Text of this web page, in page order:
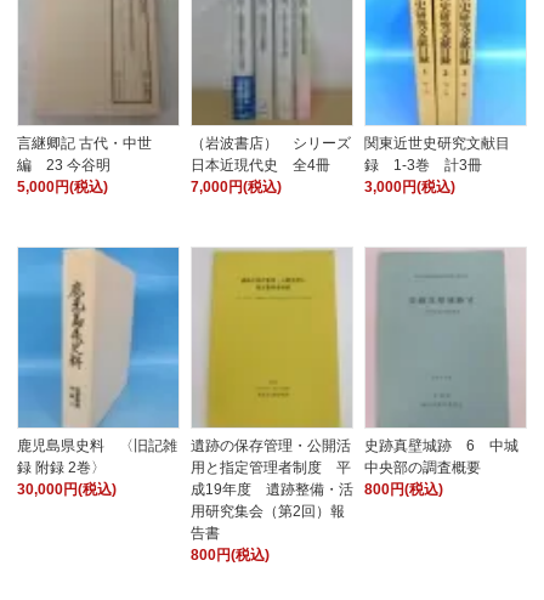
言継卿記 古代・中世
編 23 今谷明
5,000円(税込)
（岩波書店） シリーズ
日本近現代史 全4冊
7,000円(税込)
関東近世史研究文献目
録 1-3巻 計3冊
3,000円(税込)
鹿児島県史料 〈旧記雑
録 附録 2巻〉
30,000円(税込)
遺跡の保存管理・公開活
用と指定管理者制度 平
成19年度 遺跡整備・活
用研究集会（第2回）報
告書
800円(税込)
史跡真壁城跡 6 中城
中央部の調査概要
800円(税込)